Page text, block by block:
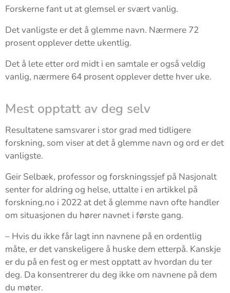
Forskerne fant ut at glemsel er svært vanlig.
Det vanligste er det å glemme navn. Nærmere 72
prosent opplever dette ukentlig.
Det å lete etter ord midt i en samtale er også veldig
vanlig, nærmere 64 prosent opplever dette hver uke.
Mest opptatt av deg selv
Resultatene samsvarer i stor grad med tidligere
forskning, som viser at det å glemme navn og ord er det
vanligste.
Geir Selbæk, professor og forskningssjef på Nasjonalt
senter for aldring og helse, uttalte i en artikkel på
forskning.no i 2022 at det å glemme navn ofte handler
om situasjonen du hører navnet i første gang.
– Hvis du ikke får lagt inn navnene på en ordentlig
måte, er det vanskeligere å huske dem etterpå. Kanskje
er du på en fest og er mest opptatt av hvordan du ter
deg. Da konsentrerer du deg ikke om navnene på dem
du møter.